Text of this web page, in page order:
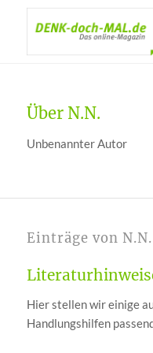
Über N.N.
Unbenannter Autor
Einträge von N.N.
Hier stellen wir einige
Handlungshilfen